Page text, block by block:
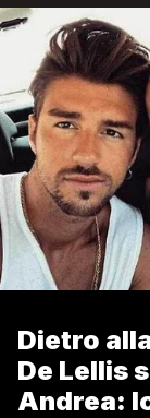
Dietro
De Lellis
Andrea: